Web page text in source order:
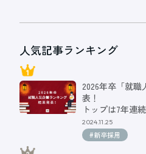
人気記事ランキング
2026年卒「就
表！
トップは7年連
2024.11.25
#新卒採用